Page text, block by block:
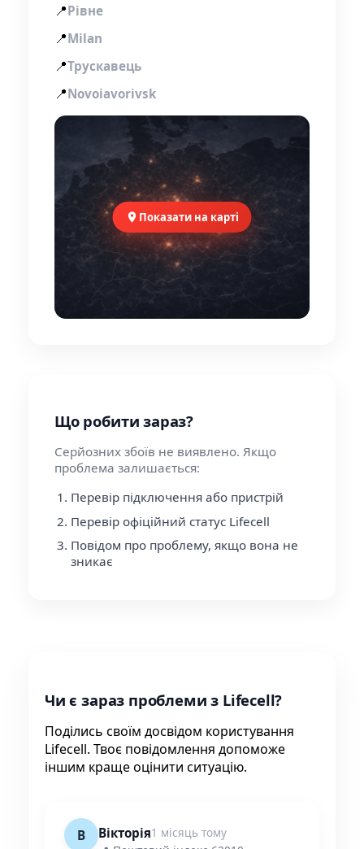
📍Рівне
📍Milan
📍Трускавець
📍Novoiavorivsk
Показати на карті
Що робити зараз?
Серйозних збоїв не виявлено. Якщо
проблема залишається:
Перевір підключення або пристрій
Перевір офіційний статус Lifecell
Повідом про проблему, якщо вона не
зникає
Чи є зараз проблеми з Lifecell?
Поділись своїм досвідом користування
Lifecell. Твоє повідомлення допоможе
іншим краще оцінити ситуацію.
В Вікторія1 місяць тому